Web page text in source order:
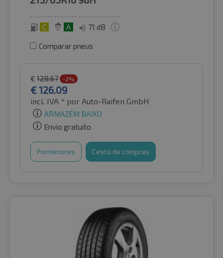
C A 71 dB
Comparar pneus
€ 128.67 -2%
€126.09
incl. IVA * por Auto-Raifen GmbH
ARMAZÉM BAIXO
Envio gratuito
Pormenores Cesto de compras